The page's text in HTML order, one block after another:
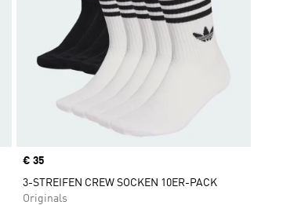
Price
€ 35
3-STREIFEN CREW SOCKEN 10ER-PACK
Originals